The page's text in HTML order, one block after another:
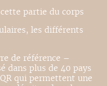
partie du corps
les différents
de référence –
dans plus de 40 pays
qui permettent une